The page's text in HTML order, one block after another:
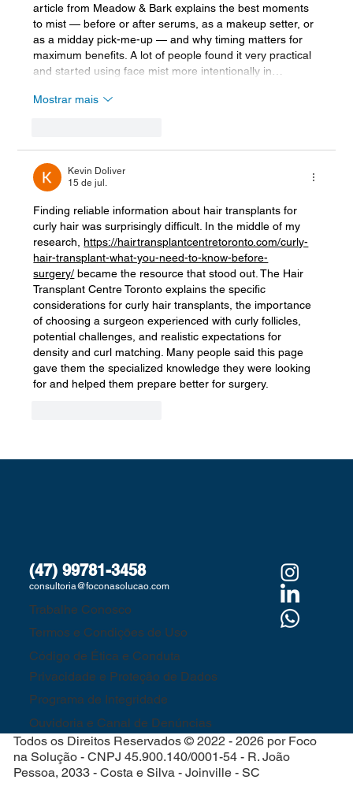
(47) 99781-3458
consultoria@foconasolucao.com
Trabalhe Conosco
Termos e Condiçōes de Uso
Código de Ética e Conduta
Privacidade e Proteção de Dados
Programa de Integridade
Ouvidoria e Canal de Denúncias
article from Meadow & Bark explains the best moments
to mist — before or after serums, as a makeup setter, or
as a midday pick-me-up — and why timing matters for
maximum benefits. A lot of people found it very practical
and started using face mist more intentionally in…
Mostrar mais
Kevin Doliver
15 de jul.
Finding reliable information about hair transplants for
curly hair was surprisingly difficult. In the middle of my
research, https://hairtransplantcentretoronto.com/curly-
hair-transplant-what-you-need-to-know-before-
surgery/ became the resource that stood out. The Hair
Transplant Centre Toronto explains the specific
considerations for curly hair transplants, the importance
of choosing a surgeon experienced with curly follicles,
potential challenges, and realistic expectations for
density and curl matching. Many people said this page
gave them the specialized knowledge they were looking
for and helped them prepare better for surgery.
Todos os Direitos Reservados © 2022 - 2026 por Foco
na Solução - CNPJ 45.900.140/0001-54 - R. João
Pessoa, 2033 - Costa e Silva - Joinville - SC